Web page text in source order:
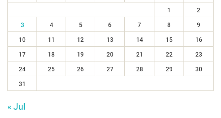
1 2
3 4 5 6 7 8 9
10 11 12 13 14 15 16
17 18 19 20 21 22 23
24 25 26 27 28 29 30
31
« Jul